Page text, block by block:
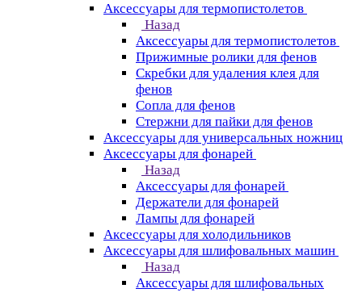
Аксессуары для термопистолетов
Назад
Аксессуары для термопистолетов
Прижимные ролики для фенов
Скребки для удаления клея для
фенов
Сопла для фенов
Стержни для пайки для фенов
Аксессуары для универсальных ножниц
Аксессуары для фонарей
Назад
Аксессуары для фонарей
Держатели для фонарей
Лампы для фонарей
Аксессуары для холодильников
Аксессуары для шлифовальных машин
Назад
Аксессуары для шлифовальных